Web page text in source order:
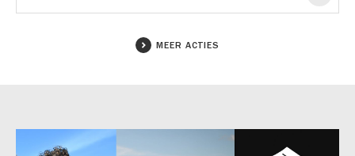
MEER ACTIES